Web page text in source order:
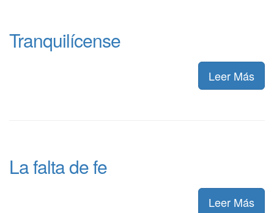
Tranquilícense
Leer Más
La falta de fe
Leer Más